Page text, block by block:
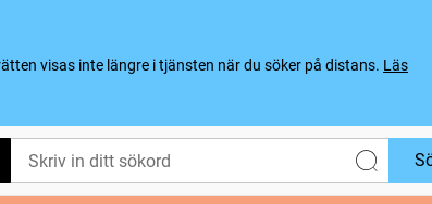
visas inte längre i tjänsten när du söker på distans. Läs